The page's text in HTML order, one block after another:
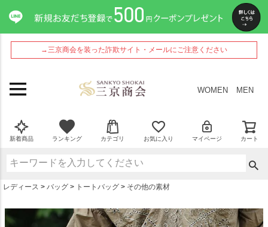
→三京商会を装った詐欺サイト・メールにご注意ください
WOMEN MEN
新着商品 ランキング カテゴリ お気に入り マイページ カート
レディース バッグ トートバッグ その他の素材
ペー
ジト
ップ
へ